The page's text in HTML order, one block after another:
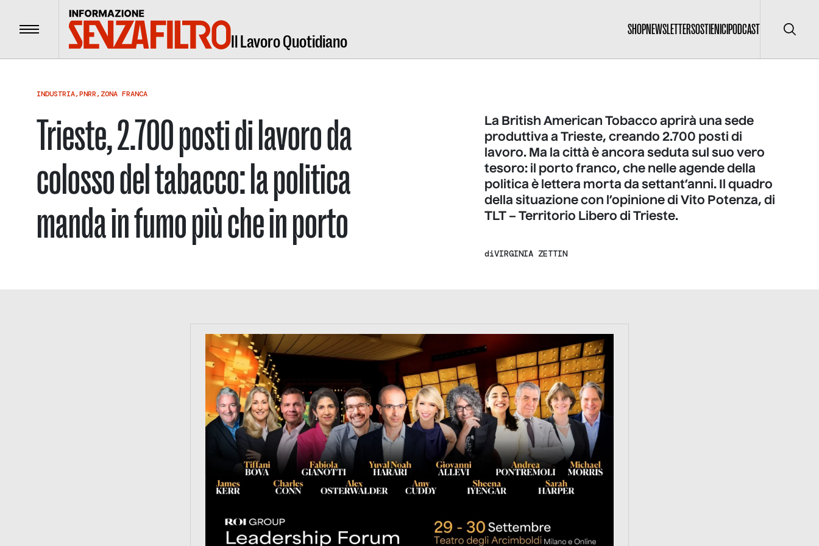
Menu Il Lavoro Quotidiano
SHOPNEWSLETTERSOSTIENICIPODCAST Cerca
INDUSTRIA,PNRR,ZONA FRANCA
Trieste, 2.700 posti di lavoro da
colosso del tabacco: la politica
manda in fumo più che in porto
La British American Tobacco aprirà una sede
produttiva a Trieste, creando 2.700 posti di
lavoro. Ma la città è ancora seduta sul suo vero
tesoro: il porto franco, che nelle agende della
politica è lettera morta da settant’anni. Il quadro
della situazione con l’opinione di Vito Potenza, di
TLT – Territorio Libero di Trieste.
diVIRGINIA ZETTIN
https://tinyurl.com/363fvfm9